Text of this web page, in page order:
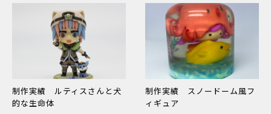
制作実績 ルティスさんと犬
的な生命体
制作実績 スノードーム風フ
ィギュア